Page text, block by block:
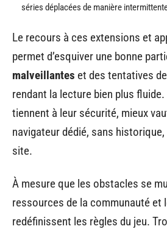
séries déplacées de manière
Le recours à ces extensions et
permet d’esquiver une bonne
malveillantes et des tentatives de
rendant la lecture bien plus
tiennent à leur sécurité, mieux
navigateur dédié, sans
site.
À mesure que les obstacles se
ressources de la communauté
redéfinissent les règles du jeu.